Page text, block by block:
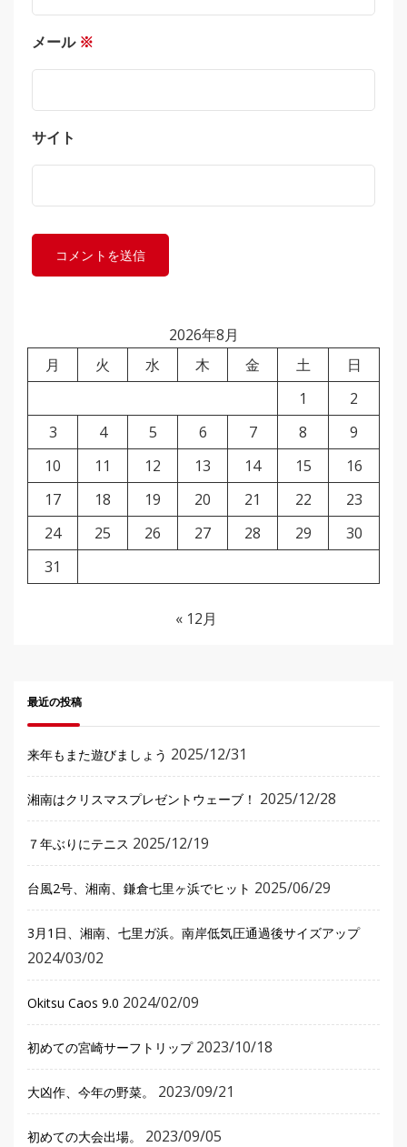
メール ※
サイト
2026年8月
月
火 水 木 金 土
日
1
2
3
4 5 6 7 8
9
10
11 12 13 14 15
16
17
18 19 20 21 22
23
24
25 26 27 28 29
30
31
« 12月
最近の投稿
来年もまた遊びましょう 2025/12/31
湘南はクリスマスプレゼントウェーブ！ 2025/12/28
７年ぶりにテニス 2025/12/19
台風2号、湘南、鎌倉七里ヶ浜でヒット 2025/06/29
3月1日、湘南、七里ガ浜。南岸低気圧通過後サイズアップ
2024/03/02
Okitsu Caos 9.0 2024/02/09
初めての宮崎サーフトリップ 2023/10/18
大凶作、今年の野菜。 2023/09/21
初めての大会出場。 2023/09/05